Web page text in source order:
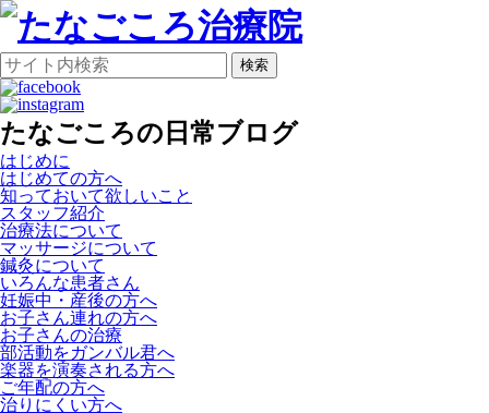
検索
たなごころの日常ブログ
はじめに
はじめての方へ
知っておいて欲しいこと
スタッフ紹介
治療法について
マッサージについて
鍼灸について
いろんな患者さん
妊娠中・産後の方へ
お子さん連れの方へ
お子さんの治療
部活動をガンバル君へ
楽器を演奏される方へ
ご年配の方へ
治りにくい方へ